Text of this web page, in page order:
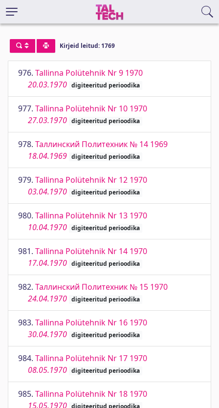
Kirjeid leitud: 1769
976. Tallinna Polütehnik Nr 9 1970
20.03.1970 digiteeritud perioodika
977. Tallinna Polütehnik Nr 10 1970
27.03.1970 digiteeritud perioodika
978. Таллинский Политехник № 14 1969
18.04.1969 digiteeritud perioodika
979. Tallinna Polütehnik Nr 12 1970
03.04.1970 digiteeritud perioodika
980. Tallinna Polütehnik Nr 13 1970
10.04.1970 digiteeritud perioodika
981. Tallinna Polütehnik Nr 14 1970
17.04.1970 digiteeritud perioodika
982. Таллинский Политехник № 15 1970
24.04.1970 digiteeritud perioodika
983. Tallinna Polütehnik Nr 16 1970
30.04.1970 digiteeritud perioodika
984. Tallinna Polütehnik Nr 17 1970
08.05.1970 digiteeritud perioodika
985. Tallinna Polütehnik Nr 18 1970
15.05.1970 digiteeritud perioodika